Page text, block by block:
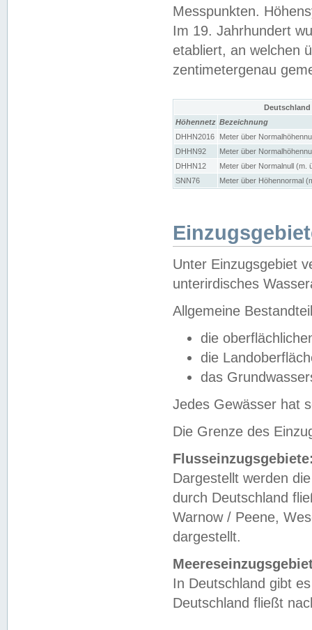
Messpunkten.
Im 19. Jahrhundert
etabliert, an welchen
zentimetergenau
Höhennetz Bezeichnung
DHHN2016
Meter über
DHHN92
Meter über
DHHN12
Meter über Normalnull (m.
SNN76
Meter über Höhennormal
Unter Einzugsgebiet
unterirdisches
Allgemeine
die
die
das
Jedes Gewässer hat
Die Grenze des
Dargestellt werden
durch Deutschland
Warnow / Peene,
dargestellt.
In Deutschland gibt
Deutschland fließt